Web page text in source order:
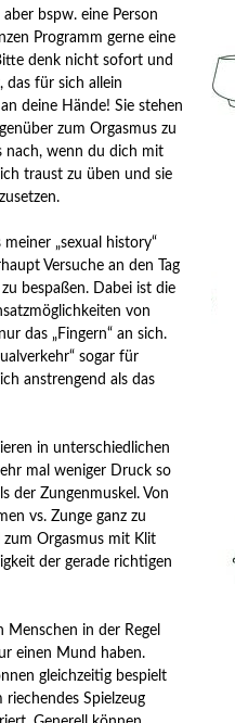
bspw. eine Person
Programm gerne eine
denk nicht sofort und
das für sich allein
deine Hände! Sie stehen
zum Orgasmus zu
nach, wenn du dich mit
traust zu üben und sie
„sexual history“
Versuche an den Tag
bespaßen. Dabei ist die
von
das „Fingern“ an sich.
sogar für
anstrengend als das
in unterschiedlichen
mal weniger Druck so
der Zungenmuskel. Von
vs. Zunge ganz zu
zum Orgasmus mit Klit
der gerade richtigen
Menschen in der Regel
einen Mund haben.
gleichzeitig bespielt
riechendes Spielzeug